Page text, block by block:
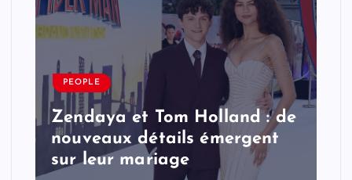
PEOPLE
Zendaya et Tom Holland : de
nouveaux détails émergent
sur leur mariage